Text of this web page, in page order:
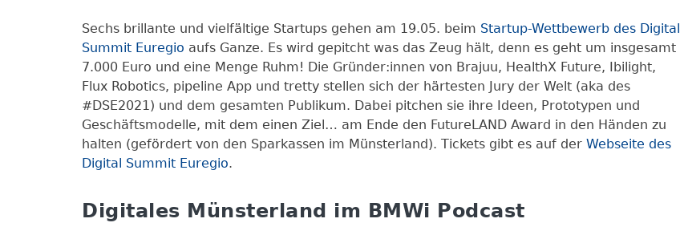
Sechs brillante und vielfältige Startups gehen am 19.05. beim Startup-Wettbewerb des Digital
Summit Euregio aufs Ganze. Es wird gepitcht was das Zeug hält, denn es geht um insgesamt
7.000 Euro und eine Menge Ruhm! Die Gründer:innen von Brajuu, HealthX Future, Ibilight,
Flux Robotics, pipeline App und tretty stellen sich der härtesten Jury der Welt (aka des
#DSE2021) und dem gesamten Publikum. Dabei pitchen sie ihre Ideen, Prototypen und
Geschäftsmodelle, mit dem einen Ziel… am Ende den FutureLAND Award in den Händen zu
halten (gefördert von den Sparkassen im Münsterland). Tickets gibt es auf der Webseite des
Digital Summit Euregio.
Digitales Münsterland im BMWi Podcast